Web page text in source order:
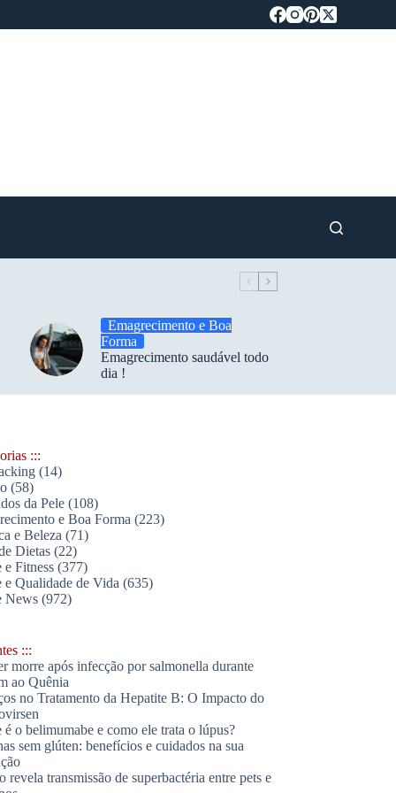
Emagrecimento e Boa
Forma
Emagrecimento saudável todo
dia !
:::
(14)
(58)
da Pele(108)
e Boa Forma (223)
e Beleza (71)
Dietas(22)
e Fitness(377)
e Qualidade de Vida (635)
News(972)
:::
morre após infecção por salmonella durante
ao Quênia
no Tratamento da Hepatite B: O Impacto do
é o belimumabe e como ele trata o lúpus?
sem glúten: benefícios e cuidados na sua
revela transmissão de superbactéria entre pets e